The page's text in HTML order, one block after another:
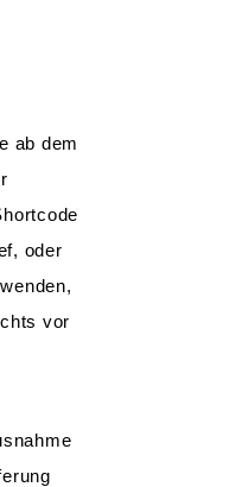
ab dem
oder
vor